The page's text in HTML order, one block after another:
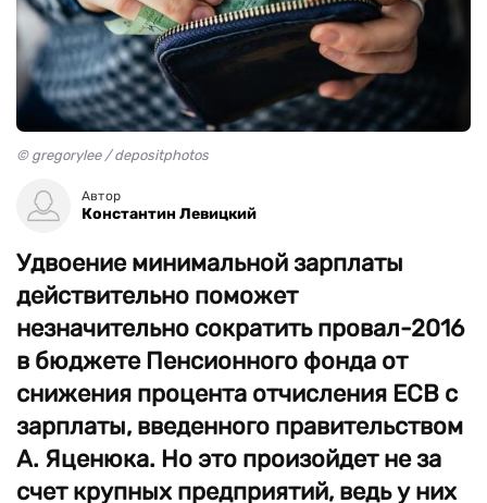
© gregorylee / depositphotos
Автор
Константин Левицкий
Удвоение минимальной зарплаты
действительно поможет
незначительно сократить провал-2016
в бюджете Пенсионного фонда от
снижения процента отчисления ЕСВ с
зарплаты, введенного правительством
А. Яценюка. Но это произойдет не за
счет крупных предприятий, ведь у них